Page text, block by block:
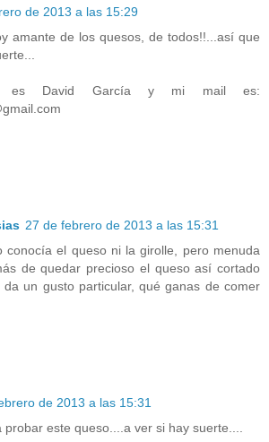
de 2013 a las 15:29
amante de los quesos, de todos!!...así que
es David García y mi mail es:
27 de febrero de 2013 a las 15:31
conocía el queso ni la girolle, pero menuda
de quedar precioso el queso así cortado
un gusto particular, qué ganas de comer
de 2013 a las 15:31
este queso....a ver si hay suerte....